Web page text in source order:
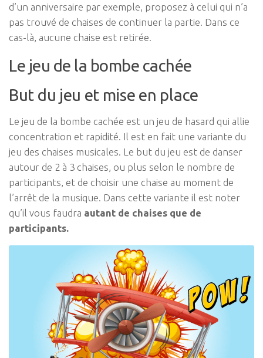
d’un anniversaire par exemple, proposez à celui qui n’a
pas trouvé de chaises de continuer la partie. Dans ce
cas-là, aucune chaise est retirée.
Le jeu de la bombe cachée
But du jeu et mise en place
Le jeu de la bombe cachée est un jeu de hasard qui allie
concentration et rapidité. Il est en fait une variante du
jeu des chaises musicales. Le but du jeu est de danser
autour de 2 à 3 chaises, ou plus selon le nombre de
participants, et de choisir une chaise au moment de
l’arrêt de la musique. Dans cette variante il est noter
qu’il vous faudra autant de chaises que de
participants.